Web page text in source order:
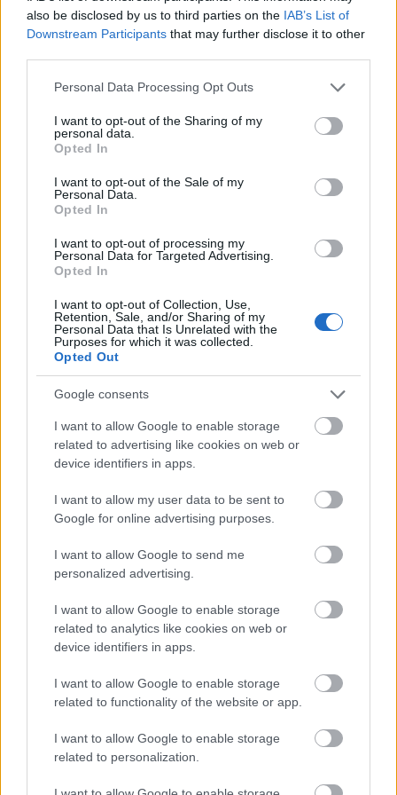
also be disclosed by us to third parties on the IAB’s List of
Downstream Participants that may further disclose it to other
Please note that this website/app uses one or more Google
not limited to your visit or usage behaviour. You may click to
grant or deny consent to Google and its third-party tags to
use your data for below specified purposes in below Google
consent section.
Personal Data Processing Opt Outs
I want to opt-out of the Sharing of my
personal data.
Opted In
I want to opt-out of the Sale of my
Personal Data.
Opted In
I want to opt-out of processing my
Personal Data for Targeted Advertising.
Opted In
I want to opt-out of Collection, Use,
Retention, Sale, and/or Sharing of my
Personal Data that Is Unrelated with the
Purposes for which it was collected.
Opted Out
Google consents
I want to allow Google to enable storage
related to advertising like cookies on web or
device identifiers in apps.
I want to allow my user data to be sent to
Google for online advertising purposes.
I want to allow Google to send me
personalized advertising.
I want to allow Google to enable storage
related to analytics like cookies on web or
device identifiers in apps.
I want to allow Google to enable storage
related to functionality of the website or app.
I want to allow Google to enable storage
related to personalization.
9+ fogyókúrás módszer nagyító alatt
Meggyógyulnék szerkesztő •2020. január 30.
szeretnél egészségesebb lenni? Elkerülni a túlsúly
hosszú távú káros hatásait: a szív- és érrendszeri
típusú diabéteszt? Vajon, melyik diéta visz
legközelebb a célodhoz?
Szeretnéd idén kihagyni az
gyengíti az immunrendszert